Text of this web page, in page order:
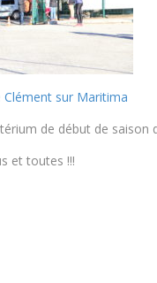
Clément sur Maritima
de début de saison
et toutes !!!